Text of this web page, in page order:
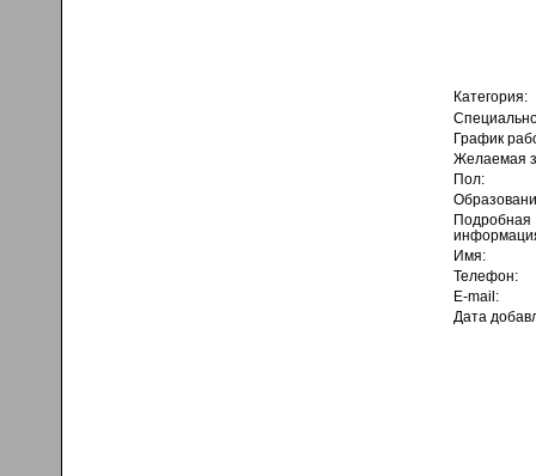
Категория:
График
Желаемая
Пол:
Подробная
Имя:
Телефон:
E-mail:
Дата